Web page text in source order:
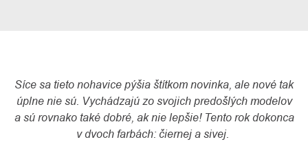
Síce sa tieto nohavice pýšia štítkom novinka, ale nové tak
úplne nie sú. Vychádzajú zo svojich predošlých modelov
a sú rovnako také dobré, ak nie lepšie! Tento rok dokonca
v dvoch farbách: čiernej a sivej.